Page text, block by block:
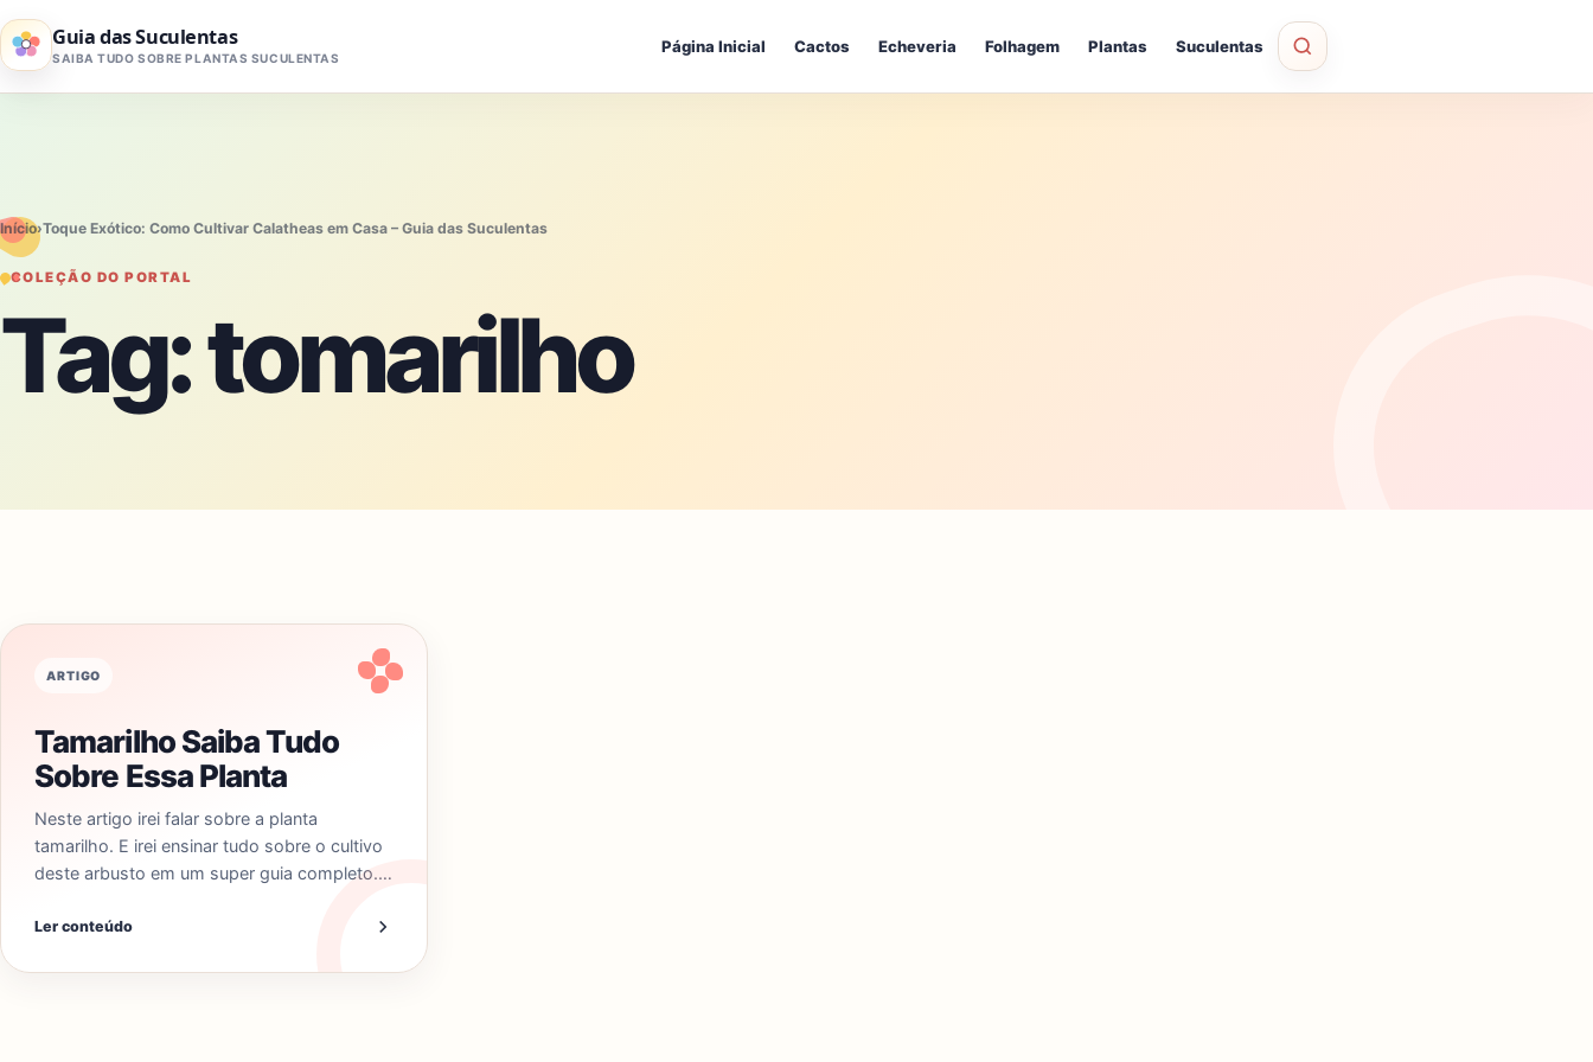
Pular para o conteúdo
Guia das Suculentas
SAIBA TUDO SOBRE PLANTAS SUCULENTAS
Página Inicial Cactos Echeveria Folhagem Plantas Suculentas
Início›Toque Exótico: Como Cultivar Calatheas em Casa – Guia das Suculentas
COLEÇÃO DO PORTAL
Tag:tomarilho
ARTIGO
Tamarilho Saiba Tudo
Sobre Essa Planta
Neste artigo irei falar sobre a planta
tamarilho. E irei ensinar tudo sobre o cultivo
deste arbusto em um super guia completo.…
Ler conteúdo